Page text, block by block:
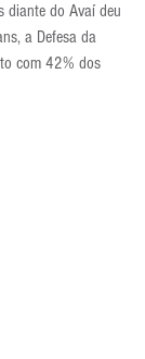
diante do Avaí deu
a Defesa da
com 42% dos